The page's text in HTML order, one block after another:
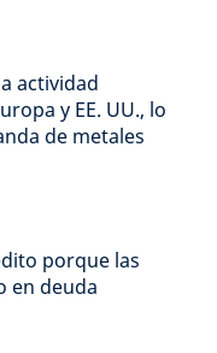
actividad
y EE. UU., lo
de metales
porque las
en deuda